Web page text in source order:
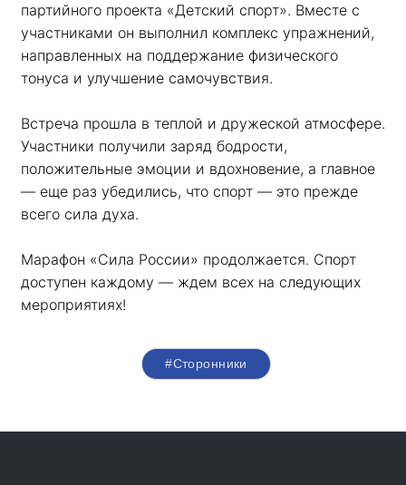
партийного проекта «Детский спорт». Вместе с
участниками он выполнил комплекс упражнений,
направленных на поддержание физического
тонуса и улучшение самочувствия.
Встреча прошла в теплой и дружеской атмосфере.
Участники получили заряд бодрости,
положительные эмоции и вдохновение, а главное
— еще раз убедились, что спорт — это прежде
всего сила духа.
Марафон «Сила России» продолжается. Спорт
доступен каждому — ждем всех на следующих
мероприятиях!
#Сторонники